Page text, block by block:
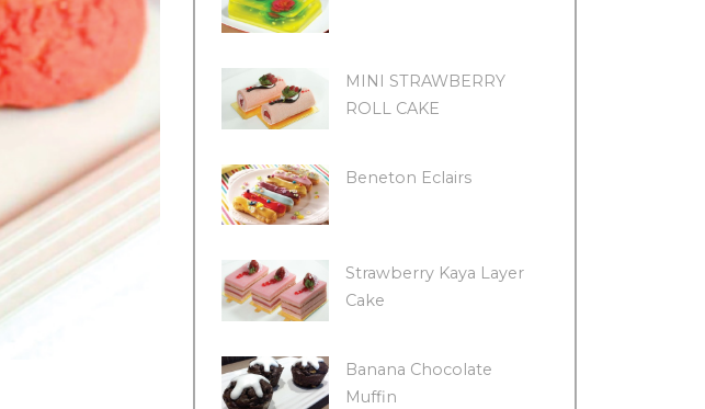
MINI STRAWBERRY
ROLL CAKE
Beneton Eclairs
Strawberry Kaya Layer
Cake
Banana Chocolate
Muffin